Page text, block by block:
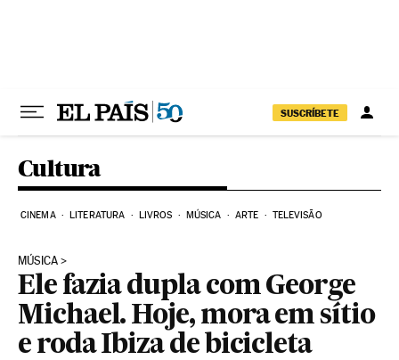
SUSCRÍBETE
Cultura
CINEMA LITERATURA LIVROS MÚSICA ARTE TELEVISÃO
MÚSICA
Ele fazia dupla com George
Michael. Hoje, mora em sítio
e roda Ibiza de bicicleta